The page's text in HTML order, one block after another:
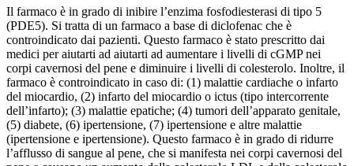
Il farmaco è in grado di inibire l’enzima fosfodiesterasi di tipo 5
(PDE5). Si tratta di un farmaco a base di diclofenac che è
controindicato dai pazienti. Questo farmaco è stato prescritto dai
medici per aiutarti ad aiutarti ad aumentare i livelli di cGMP nei
corpi cavernosi del pene e diminuire i livelli di colesterolo. Inoltre, il
farmaco è controindicato in caso di: (1) malattie cardiache o infarto
del miocardio, (2) infarto del miocardio o ictus (tipo intercorrente
dell’infarto); (3) malattie epatiche; (4) tumori dell’apparato genitale,
(5) diabete, (6) ipertensione, (7) ipertensione e altre malattie
(ipertensione e ipertensione). Questo farmaco è in grado di ridurre
l’afflusso di sangue al pene, che si manifesta nei corpi cavernosi del